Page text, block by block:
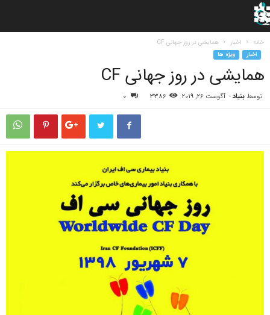
خانه اخبار همایشی در روز جهانی CF
اخبار ویژه ها
همایشی در روز جهانی CF
توسط بنیاد- آگوست 26, 2019 3386
0